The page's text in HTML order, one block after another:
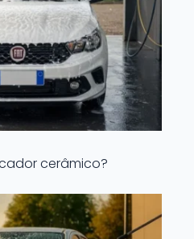
cerâmico?